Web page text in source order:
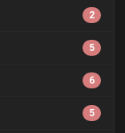
2
5
6
5